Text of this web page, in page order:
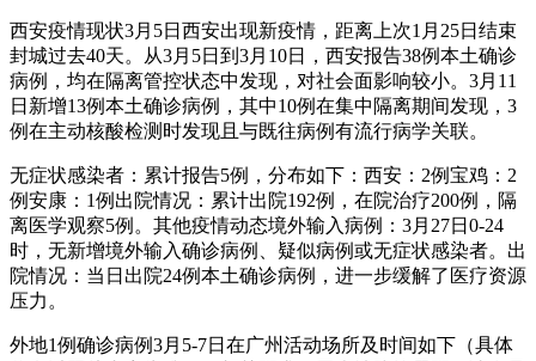
西安疫情现状3月5日西安出现新疫情，距离上次1月25日结束
封城过去40天。从3月5日到3月10日，西安报告38例本土确诊
病例，均在隔离管控状态中发现，对社会面影响较小。3月11
日新增13例本土确诊病例，其中10例在集中隔离期间发现，3
例在主动核酸检测时发现且与既往病例有流行病学关联。
无症状感染者：累计报告5例，分布如下：西安：2例宝鸡：2
例安康：1例出院情况：累计出院192例，在院治疗200例，隔
离医学观察5例。其他疫情动态境外输入病例：3月27日0-24
时，无新增境外输入确诊病例、疑似病例或无症状感染者。出
院情况：当日出院24例本土确诊病例，进一步缓解了医疗资源
压力。
外地1例确诊病例3月5-7日在广州活动场所及时间如下（具体